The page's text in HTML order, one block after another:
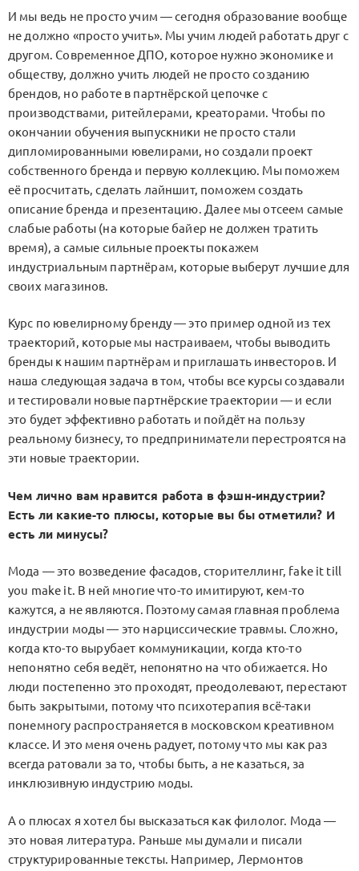
И мы ведь не просто учим — сегодня образование вообще
не должно «просто учить». Мы учим людей работать друг с
другом. Современное ДПО, которое нужно экономике и
обществу, должно учить людей не просто созданию
брендов, но работе в партнёрской цепочке с
производствами, ритейлерами, креаторами. Чтобы по
окончании обучения выпускники не просто стали
дипломированными ювелирами, но создали проект
собственного бренда и первую коллекцию. Мы поможем
её просчитать, сделать лайншит, поможем создать
описание бренда и презентацию. Далее мы отсеем самые
слабые работы (на которые байер не должен тратить
время), а самые сильные проекты покажем
индустриальным партнёрам, которые выберут лучшие для
своих магазинов.
Курс по ювелирному бренду — это пример одной из тех
траекторий, которые мы настраиваем, чтобы выводить
бренды к нашим партнёрам и приглашать инвесторов. И
наша следующая задача в том, чтобы все курсы создавали
и тестировали новые партнёрские траектории — и если
это будет эффективно работать и пойдёт на пользу
реальному бизнесу, то предприниматели перестроятся на
эти новые траектории.
Чем лично вам нравится работа в фэшн-индустрии?
Есть ли какие-то плюсы, которые вы бы отметили? И
есть ли минусы?
Мода — это возведение фасадов, сторителлинг, fake it till
you make it. В ней многие что-то имитируют, кем-то
кажутся, а не являются. Поэтому самая главная проблема
индустрии моды — это нарциссические травмы. Сложно,
когда кто-то вырубает коммуникации, когда кто-то
непонятно себя ведёт, непонятно на что обижается. Но
люди постепенно это проходят, преодолевают, перестают
быть закрытыми, потому что психотерапия всё-таки
понемногу распространяется в московском креативном
классе. И это меня очень радует, потому что мы как раз
всегда ратовали за то, чтобы быть, а не казаться, за
инклюзивную индустрию моды.
А о плюсах я хотел бы высказаться как филолог. Мода —
это новая литература. Раньше мы думали и писали
структурированные тексты. Например, Лермонтов